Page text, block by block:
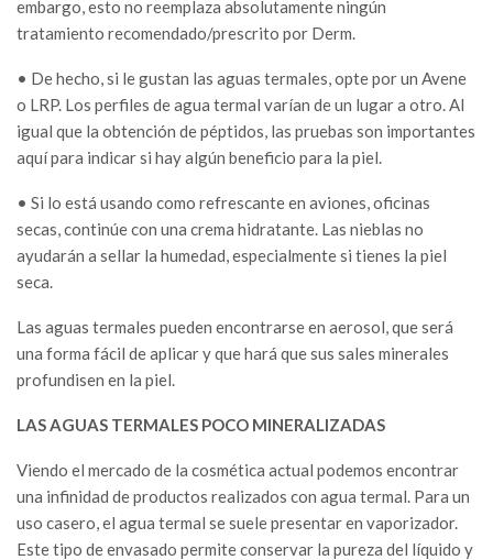
embargo, esto no reemplaza absolutamente ningún
tratamiento recomendado/prescrito por Derm.
• De hecho, si le gustan las aguas termales, opte por un Avene
o LRP. Los perfiles de agua termal varían de un lugar a otro. Al
igual que la obtención de péptidos, las pruebas son importantes
aquí para indicar si hay algún beneficio para la piel.
• Si lo está usando como refrescante en aviones, oficinas
secas, continúe con una crema hidratante. Las nieblas no
ayudarán a sellar la humedad, especialmente si tienes la piel
seca.
Las aguas termales pueden encontrarse en aerosol, que será
una forma fácil de aplicar y que hará que sus sales minerales
profundisen en la piel.
LAS AGUAS TERMALES POCO MINERALIZADAS
Viendo el mercado de la cosmética actual podemos encontrar
una infinidad de productos realizados con agua termal. Para un
uso casero, el agua termal se suele presentar en vaporizador.
Este tipo de envasado permite conservar la pureza del líquido y